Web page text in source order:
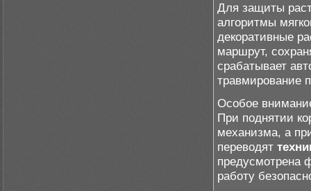
Для защиты
алгоритмы
декоративные
маршрут,
срабатывает
травмирование
Особое
При поднятии
механизма, а
переводят
предусмотрена
работу